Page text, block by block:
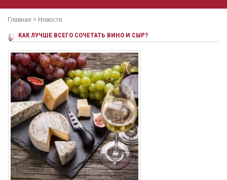
Главная > Новости
КАК ЛУЧШЕ ВСЕГО СОЧЕТАТЬ ВИНО И СЫР?